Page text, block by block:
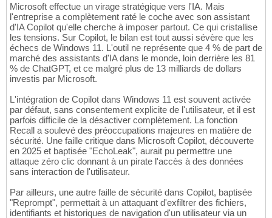
Microsoft effectue un virage stratégique vers l'IA. Mais
l'entreprise a complètement raté le coche avec son assistant
d'IA Copilot qu'elle cherche à imposer partout. Ce qui cristallise
les tensions. Sur Copilot, le bilan est tout aussi sévère que les
échecs de Windows 11. L'outil ne représente que 4 % de part de
marché des assistants d'IA dans le monde, loin derrière les 81
% de ChatGPT, et ce malgré plus de 13 milliards de dollars
investis par Microsoft.
L'intégration de Copilot dans Windows 11 est souvent activée
par défaut, sans consentement explicite de l'utilisateur, et il est
parfois difficile de la désactiver complètement. La fonction
Recall a soulevé des préoccupations majeures en matière de
sécurité. Une faille critique dans Microsoft Copilot, découverte
en 2025 et baptisée "EchoLeak", aurait pu permettre une
attaque zéro clic donnant à un pirate l'accès à des données
sans interaction de l'utilisateur.
Par ailleurs, une autre faille de sécurité dans Copilot, baptisée
"Reprompt", permettait à un attaquant d'exfiltrer des fichiers,
identifiants et historiques de navigation d'un utilisateur via un